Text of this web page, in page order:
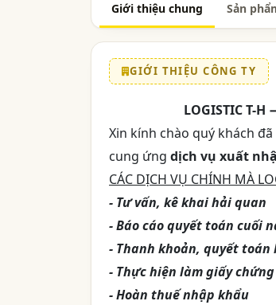
Giới thiệu chung Sản
GIỚI THIỆU CÔNG TY
LOGISTIC T-H
Xin kính chào quý khách
cung ứng dịch vụ xuất
CÁC DỊCH VỤ CHÍNH MÀ
- Tư vấn, kê khai hải quan
- Báo cáo quyết toán cuối
- Thanh khoản, quyết toán
- Thực hiện làm giấy
- Hoàn thuế nhập khẩu